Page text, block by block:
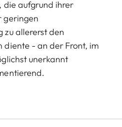
die aufgrund ihrer
geringen
zu allererst den
diente - an der Front, im
unerkannt